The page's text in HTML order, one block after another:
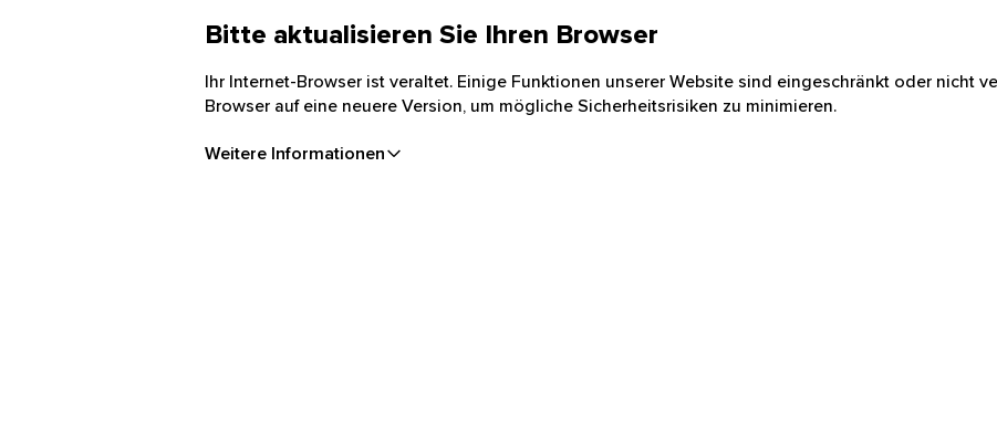
Bitte aktualisieren Sie Ihren Browser
Ihr Internet-Browser ist veraltet. Einige Funktionen unserer Website sind eingeschränkt oder nicht
Browser auf eine neuere Version, um mögliche Sicherheitsrisiken zu minimieren.
Weitere Informationen